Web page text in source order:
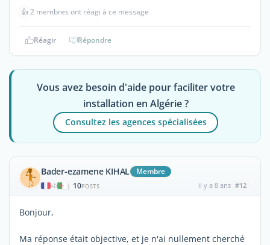
👍2 membres ont réagi à ce message
Réagir Répondre
Vous avez besoin d'aide pour faciliter votre
installation en Algérie ?
Consultez les agences spécialisées
Bader-ezamene KIHAL Membre
| 10POSTS il y a 8 ans #12
Bonjour,
Ma réponse était objective, et je n'ai nullement cherché